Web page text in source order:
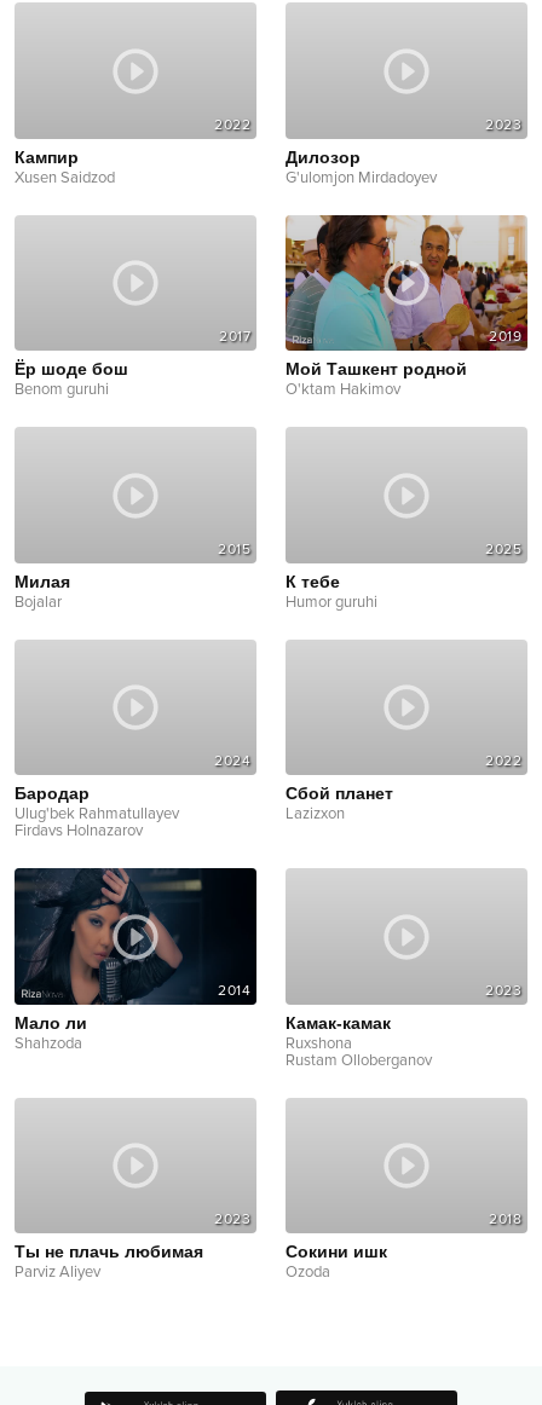
2022
Кампир
Xusen Saidzod
2023
Дилозор
G'ulomjon Mirdadoyev
2017
Ёр шоде бош
Benom guruhi
2019
Мой Ташкент родной
O'ktam Hakimov
2015
Милая
Bojalar
2025
К тебе
Humor guruhi
2024
Бародар
Ulug'bek Rahmatullayev
Firdavs Holnazarov
2022
Сбой планет
Lazizxon
2014
Мало ли
Shahzoda
2023
Камак-камак
Ruxshona
Rustam Olloberganov
2023
Ты не плачь любимая
Parviz Aliyev
2018
Сокини ишк
Ozoda